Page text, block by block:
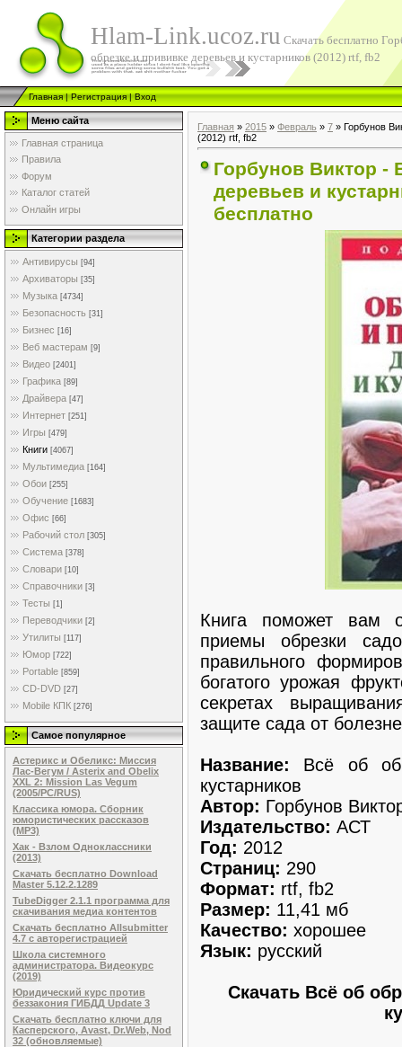
Hlam-Link.ucoz.ru Скачать бесплатно
обрезке и прививке деревьев и кустарников (2012) rtf, fb2
Главная|Регистрация|Вход
Меню сайта
Главная страница
Правила
Форум
Каталог статей
Онлайн игры
Категории раздела
Антивирусы [94]
Архиваторы [35]
Музыка [4734]
Безопасность [31]
Бизнес [16]
Веб мастерам [9]
Видео [2401]
Графика [89]
Драйвера [47]
Интернет [251]
Игры [479]
Книги [4067]
Мультимедиа [164]
Обои [255]
Обучение [1683]
Офис [66]
Рабочий стол [305]
Система [378]
Словари [10]
Справочники [3]
Тесты [1]
Переводчики [2]
Утилиты [117]
Юмор [722]
Portable [859]
CD-DVD [27]
Mobile КПК [276]
Самое популярное
Астерикс и Обеликс: Миссия
Лас-Вегум / Asterix and Obelix
XXL 2: Mission Las Vegum
(2005/PC/RUS)
Классика юмора. Сборник
юмористических рассказов
(MP3)
Хак - Взлом Одноклассники
(2013)
Скачать бесплатно Download
Master 5.12.2.1289
TubeDigger 2.1.1 программа для
скачивания медиа контентов
Скачать бесплатно Allsubmitter
4.7 с авторегистрацией
Школа системного
администратора. Видеокурс
(2019)
Юридический курс против
беззакония ГИБДД Update 3
Скачать бесплатно ключи для
Касперского, Avast, Dr.Web, Nod
32 (обновляемые)
Главная » 2015 » Февраль » 7 » Горбунов
(2012) rtf, fb2
Горбунов Виктор -
деревьев и
бесплатно
Книга поможет вам
приемы обрезки
правильного
богатого урожая
секретах
защите сада от
Название: Всё об
кустарников
Автор: Горбунов
Издательство: АСТ
Год: 2012
Страниц: 290
Формат: rtf, fb2
Размер: 11,41 мб
Качество: хорошее
Язык: русский
Скачать Всё об